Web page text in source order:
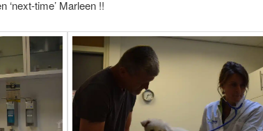
time’ Marleen !!